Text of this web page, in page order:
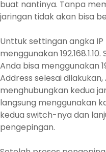
buat nantinya. Tanpa
jaringan tidak akan bisa
Unttuk settingan angka
menggunakan
Anda bisa menggunakan
Address selesai
menghubungkan kedua
langsung menggunakan
kedua switch-nya dan
pengepingan.